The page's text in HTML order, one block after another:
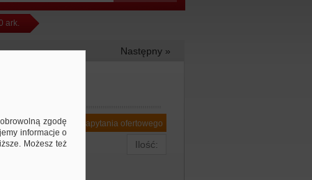
ark.
Następny »
ark.
Dodaj do zapytania ofertowego
zgodę
informacje o
Możesz też